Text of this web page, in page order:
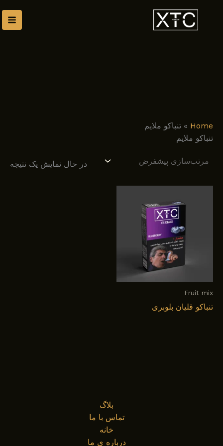
Home
»تنباکو ملایم
تنباکو ملایم
در حال نمایش یک نتیجه
Fruit mix
تنباکو قلیان بلوبری
بلاگ
تماس با ما
خانه
درباره ی ما